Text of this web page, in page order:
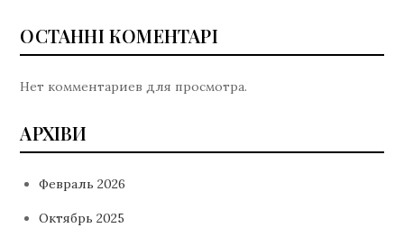
ОСТАННІ КОМЕНТАРІ
Нет комментариев для просмотра.
АРХІВИ
Февраль 2026
Октябрь 2025